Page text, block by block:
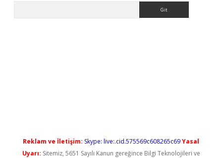
Reklam ve İletişim: Skype: live:.cid.575569c608265c69Yasal
Uyarı: Sitemiz, 5651 Sayılı Kanun gereğince Bilgi Teknolojileri ve